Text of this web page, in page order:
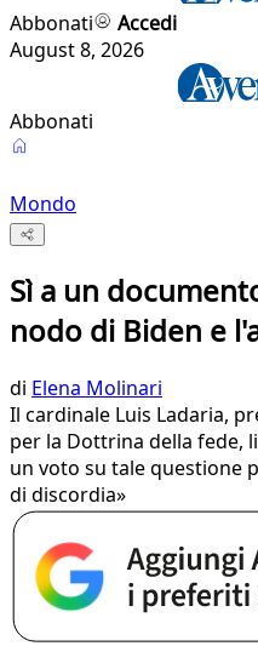
Abbonati
Accedi
August 8, 2026
Abbonati
Mondo
Sì a un
nodo di Biden e
di Elena Molinari
Il cardinale Luis Ladaria,
per la Dottrina della fede,
un voto su tale questione
di discordia»